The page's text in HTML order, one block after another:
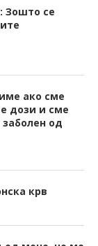
Зошто се
ако сме
дози и сме
од
крв